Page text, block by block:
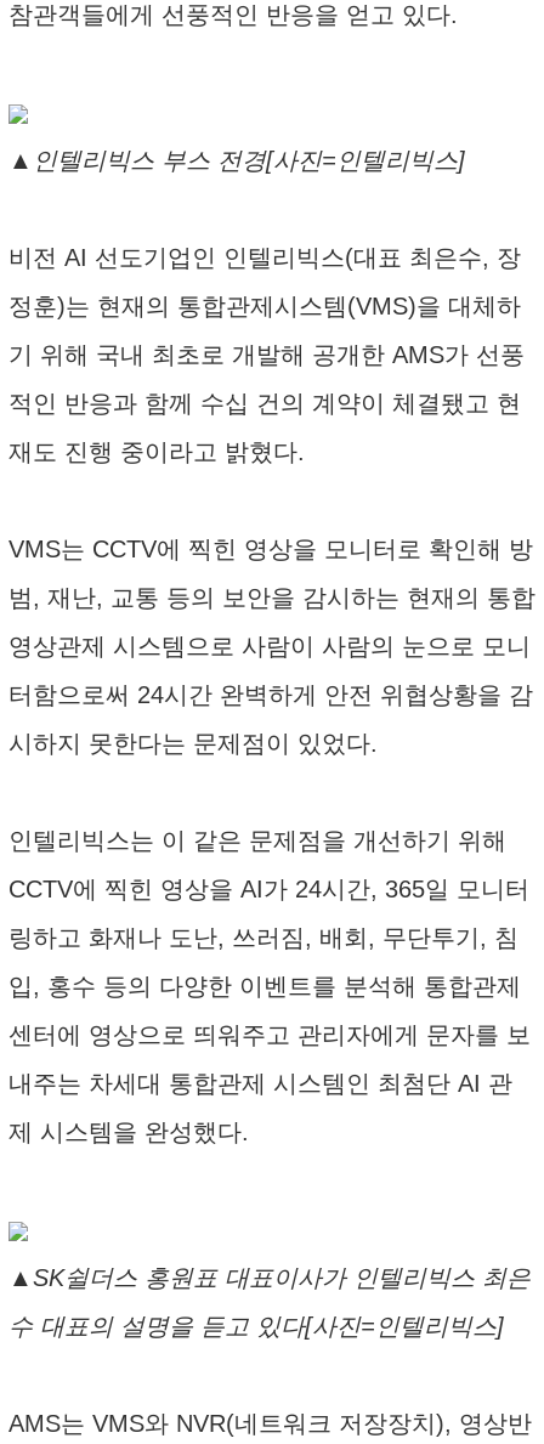
참관객들에게 선풍적인 반응을 얻고 있다.
▲인텔리빅스 부스 전경[사진=인텔리빅스]
비전 AI 선도기업인 인텔리빅스(대표 최은수, 장
정훈)는 현재의 통합관제시스템(VMS)을 대체하
기 위해 국내 최초로 개발해 공개한 AMS가 선풍
적인 반응과 함께 수십 건의 계약이 체결됐고 현
재도 진행 중이라고 밝혔다.
VMS는 CCTV에 찍힌 영상을 모니터로 확인해 방
범, 재난, 교통 등의 보안을 감시하는 현재의 통합
영상관제 시스템으로 사람이 사람의 눈으로 모니
터함으로써 24시간 완벽하게 안전 위협상황을 감
시하지 못한다는 문제점이 있었다.
인텔리빅스는 이 같은 문제점을 개선하기 위해
CCTV에 찍힌 영상을 AI가 24시간, 365일 모니터
링하고 화재나 도난, 쓰러짐, 배회, 무단투기, 침
입, 홍수 등의 다양한 이벤트를 분석해 통합관제
센터에 영상으로 띄워주고 관리자에게 문자를 보
내주는 차세대 통합관제 시스템인 최첨단 AI 관
제 시스템을 완성했다.
▲SK쉴더스 홍원표 대표이사가 인텔리빅스 최은
수 대표의 설명을 듣고 있다[사진=인텔리빅스]
AMS는 VMS와 NVR(네트워크 저장장치), 영상반